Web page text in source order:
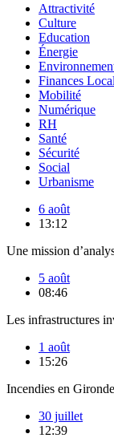
Attractivité
Culture
Education
Énergie
Finances
Mobilité
Numérique
RH
Santé
Sécurité
Social
Urbanisme
6 août
13:12
Une mission
5 août
08:46
Les infrastructures
1 août
15:26
Incendies en
30 juillet
12:39